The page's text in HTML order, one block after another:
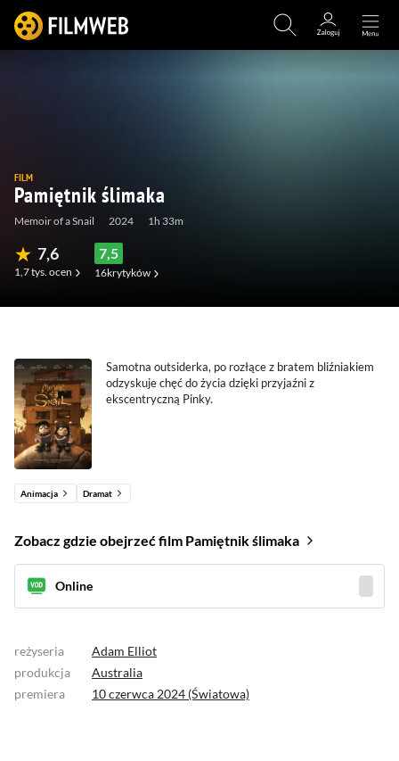
FILM
Pamiętnik ślimaka
Memoir of a Snail 2024 1h 33m
7,6
1,7 tys. ocen
7,5
16krytyków
Samotna outsiderka, po rozłące z bratem bliźniakiem
odzyskuje chęć do życia dzięki przyjaźni z
ekscentryczną Pinky.
Animacja Dramat
reżyseria
Adam Elliot
produkcja
Australia
premiera
10 czerwca 2024 (Światowa)
Zobacz gdzie obejrzeć film Pamiętnik ślimaka
Online